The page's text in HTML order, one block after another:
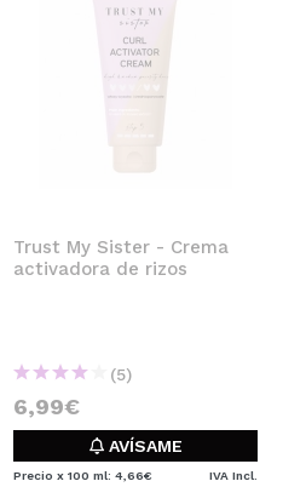
Trust My Sister - Crema
activadora de rizos
(5)
6,99€
AVÍSAME
Precio x 100 ml: 4,66€ IVA Incl.